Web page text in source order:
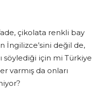
çikolata renkli bay
İngilizce’sini değil de,
söylediği için mi Türkiye
varmış da onları